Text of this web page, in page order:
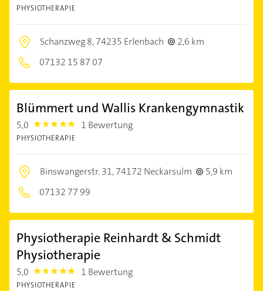
PHYSIOTHERAPIE
Schanzweg 8,74235 Erlenbach
2,6 km
07132 15 87 07
Blümmert und Wallis Krankengymnastik
5,0 5.0 1 Bewertung
PHYSIOTHERAPIE
Binswangerstr. 31,74172 Neckarsulm
5,9 km
07132 77 99
Physiotherapie Reinhardt & Schmidt
Physiotherapie
5,0 5.0 1 Bewertung
PHYSIOTHERAPIE